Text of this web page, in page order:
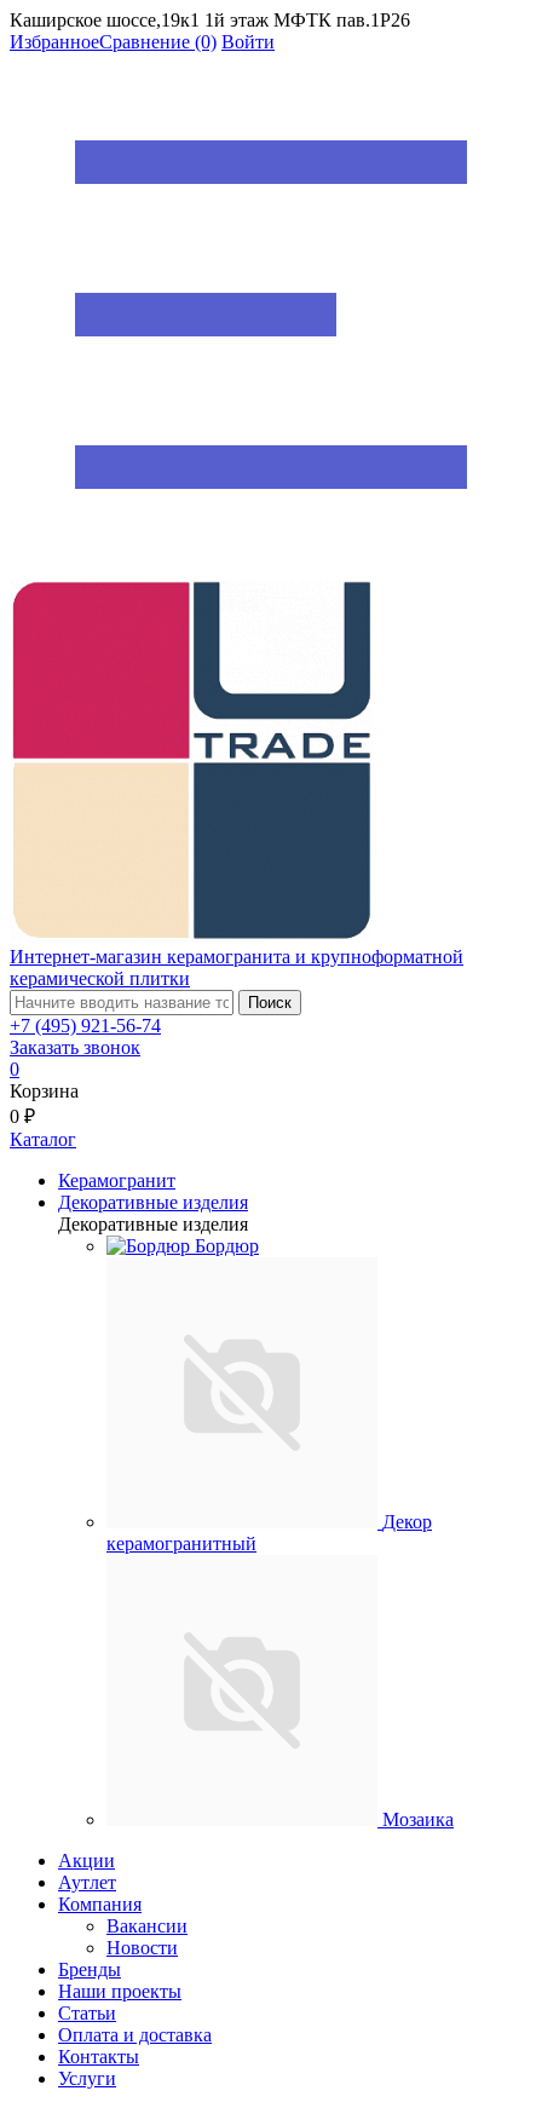
Каширское шоссе,19к1 1й этаж МФТК пав.1Р26
ИзбранноеСравнение (0) Войти
Интернет-магазин керамогранита и крупноформатной
керамической плитки
Поиск
+7 (495) 921-56-74
Заказать звонок
0
Корзина
0 ₽
Каталог
Керамогранит
Декоративные изделия
Декоративные изделия
Бордюр
Декор
керамогранитный
Мозаика
Акции
Аутлет
Компания
Вакансии
Новости
Бренды
Наши проекты
Статьи
Оплата и доставка
Контакты
Услуги